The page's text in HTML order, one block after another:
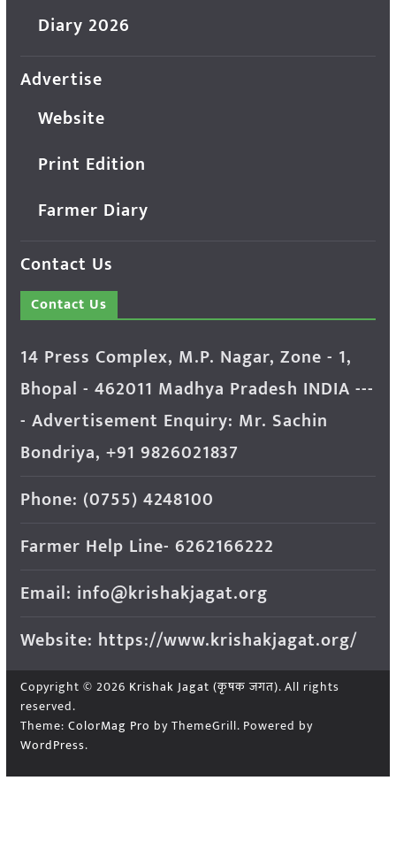
Diary 2026
Advertise
Website
Print Edition
Farmer Diary
Contact Us
Contact Us
14 Press Complex, M.P. Nagar, Zone - 1,
Bhopal - 462011 Madhya Pradesh INDIA ---
- Advertisement Enquiry: Mr. Sachin
Bondriya, +91 9826021837
Phone: (0755) 4248100
Farmer Help Line- 6262166222
Email: info@krishakjagat.org
Website: https://www.krishakjagat.org/
Copyright © 2026 Krishak Jagat (कृषक जगत). All rights
reserved.
Theme: ColorMag Pro by ThemeGrill. Powered by
WordPress.